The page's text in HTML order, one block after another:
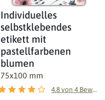
Individuelles
selbstklebendes
etikett mit
pastellfarbenen
blumen
75x100 mm
4.8von4 Bewertungen